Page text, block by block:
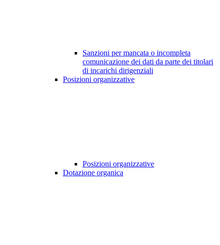
Sanzioni per mancata o incompleta
comunicazione dei dati da parte dei titolari
di incarichi dirigenziali
Posizioni organizzative
Posizioni organizzative
Dotazione organica